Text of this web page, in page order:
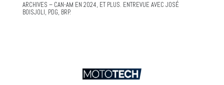
ARCHIVES – CAN-AM EN 2024, ET PLUS. ENTREVUE AVEC JOSÉ
BOISJOLI, PDG, BRP.